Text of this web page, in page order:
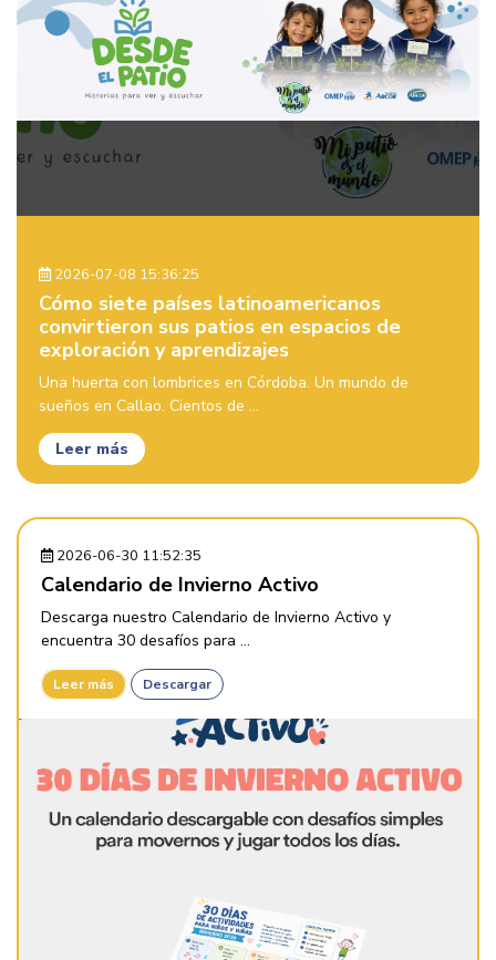
2026-07-08 15:36:25
Cómo siete países latinoamericanos
convirtieron sus patios en espacios de
exploración y aprendizajes
Una huerta con lombrices en Córdoba. Un mundo de
sueños en Callao. Cientos de ...
Leer más
2026-06-30 11:52:35
Calendario de Invierno Activo
Descarga nuestro Calendario de Invierno Activo y
encuentra 30 desafíos para ...
Leer más Descargar